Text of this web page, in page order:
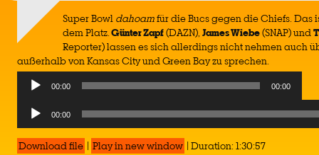
Super Bowl dahoamfür die Bucs gegen die Chiefs. Das
dem Platz.Günter Zapf(DAZN), James Wiebe(SNAP) und
Reporter) lassen es sich allerdings nicht nehmen auch
außerhalb von Kansas City und Green Bay zu sprechen.
Audio
00:00 00:00
Audio
Player
00:00
Download file | Play in new window | Duration: 1:30:57